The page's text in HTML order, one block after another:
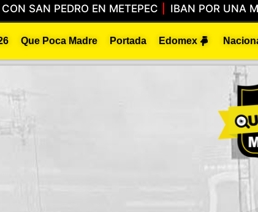
A UN HOMBRE BUSCADO POR HOMICIDIO
Que Poca Madre Portada Edomex